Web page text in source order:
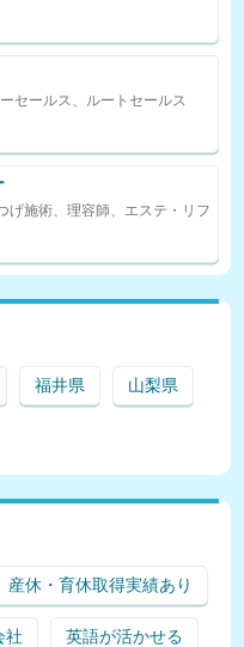
セールス、ルートセールス
げ施術、理容師、エステ・リフ
福井県 山梨県
産休・育休取得実績あり
社 英語が活かせる